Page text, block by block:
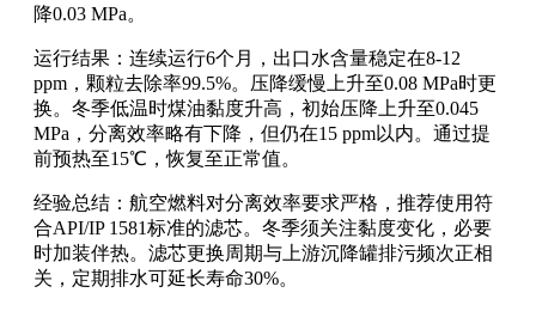
降0.03 MPa。
运行结果：连续运行6个月，出口水含量稳定在8-12
ppm，颗粒去除率99.5%。压降缓慢上升至0.08 MPa时更
换。冬季低温时煤油黏度升高，初始压降上升至0.045
MPa，分离效率略有下降，但仍在15 ppm以内。通过提
前预热至15℃，恢复至正常值。
经验总结：航空燃料对分离效率要求严格，推荐使用符
合API/IP 1581标准的滤芯。冬季须关注黏度变化，必要
时加装伴热。滤芯更换周期与上游沉降罐排污频次正相
关，定期排水可延长寿命30%。